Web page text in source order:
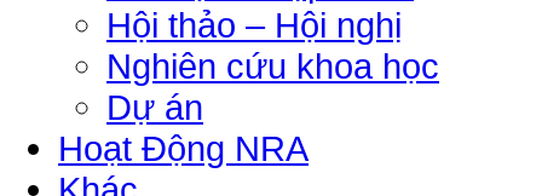
Hội thảo – Hội nghị
Nghiên cứu khoa học
Dự án
Hoạt Động NRA